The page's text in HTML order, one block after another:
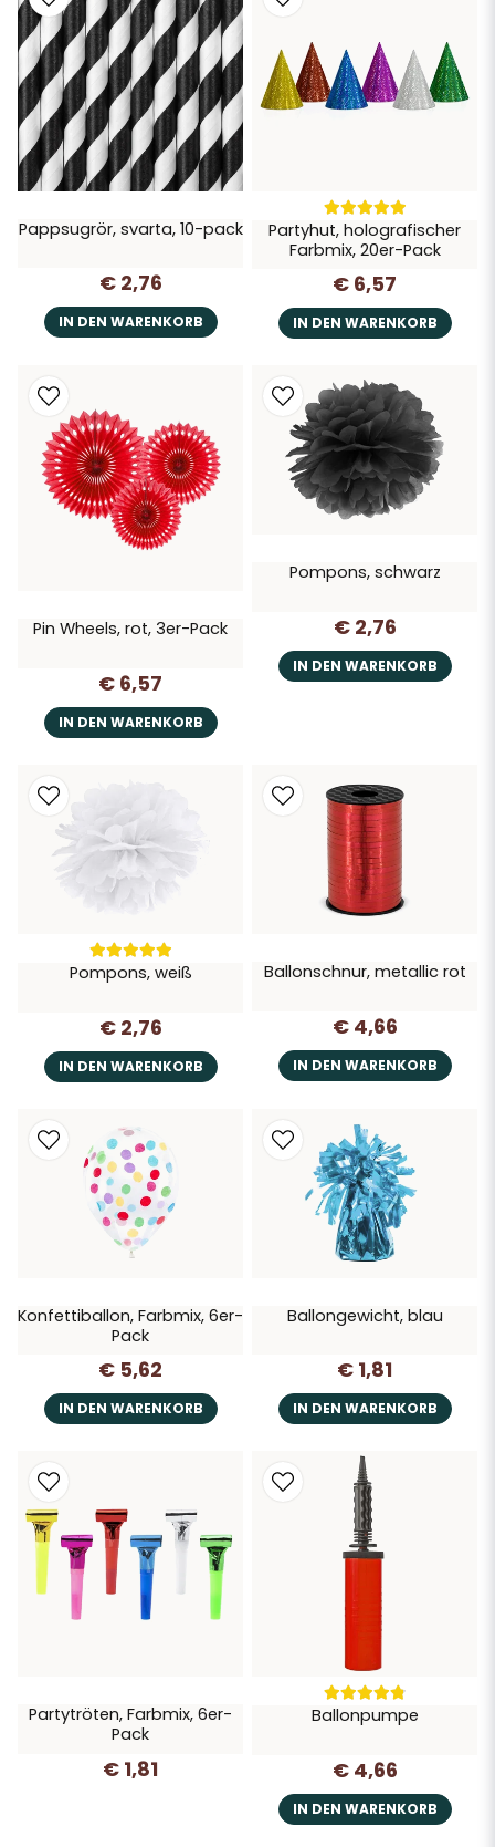
Pappsugrör, svarta, 10-pack
€ 2,76
IN DEN WARENKORB
Partyhut, holografischer
Farbmix, 20er-Pack
€ 6,57
IN DEN WARENKORB
Pin Wheels, rot, 3er-Pack
€ 6,57
IN DEN WARENKORB
Pompons, schwarz
€ 2,76
IN DEN WARENKORB
Pompons, weiß
€ 2,76
IN DEN WARENKORB
Ballonschnur, metallic rot
€ 4,66
IN DEN WARENKORB
Konfettiballon, Farbmix, 6er-
Pack
€ 5,62
IN DEN WARENKORB
Ballongewicht, blau
€ 1,81
IN DEN WARENKORB
Partytröten, Farbmix, 6er-
Pack
€ 1,81
Ballonpumpe
€ 4,66
IN DEN WARENKORB